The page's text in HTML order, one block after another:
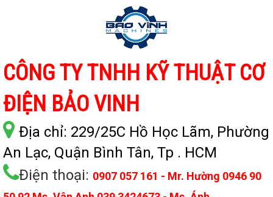
CÔNG TY TNHH KỸ THUẬT CƠ
ĐIỆN BẢO VINH
Địa chỉ: 229/25C Hồ Học Lãm, Phường
An Lạc, Quận Bình Tân, Tp . HCM
Điện thoại: 0907 057 161 - Mr. Hường 0946 90